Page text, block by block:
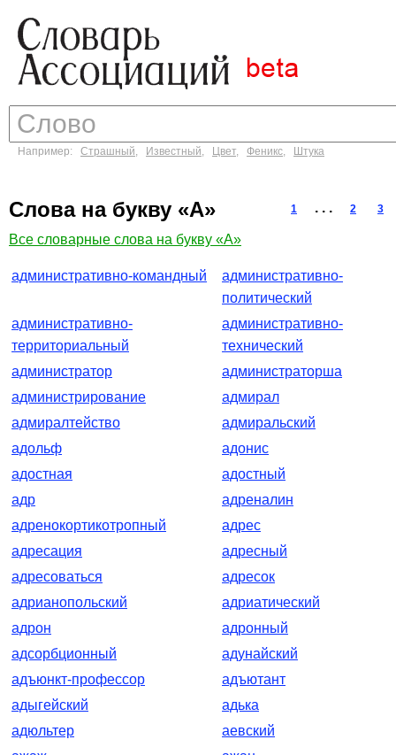
Например: Страшный, Известный, Цвет, Феникс, Штука
Слова на букву «А» 1 . . . 2 3
Все словарные слова на букву «А»
административно-командный
административно-
политический
административно-
территориальный
административно-
технический
администратор
администраторша
администрирование
адмирал
адмиралтейство
адмиральский
адольф
адонис
адостная
адостный
адр
адреналин
адренокортикотропный
адрес
адресация
адресный
адресоваться
адресок
адрианопольский
адриатический
адрон
адронный
адсорбционный
адунайский
адъюнкт-профессор
адъютант
адыгейский
адька
адюльтер
аевский